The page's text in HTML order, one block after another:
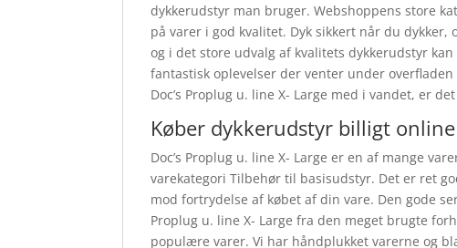
dykkerudstyr man bruger. Webshoppens store
på varer i god kvalitet. Dyk sikkert når du
og i det store udvalg af kvalitets dykkerudstyr
fantastisk oplevelser der venter under
Doc’s Proplug u. line X- Large med i vandet, er
Køber dykkerudstyr billigt online
Doc’s Proplug u. line X- Large er en af mange
varekategori Tilbehør til basisudstyr. Det er ret
mod fortrydelse af købet af din vare. Den gode
Proplug u. line X- Large fra den meget brugte
populære varer. Vi har håndplukket varerne og